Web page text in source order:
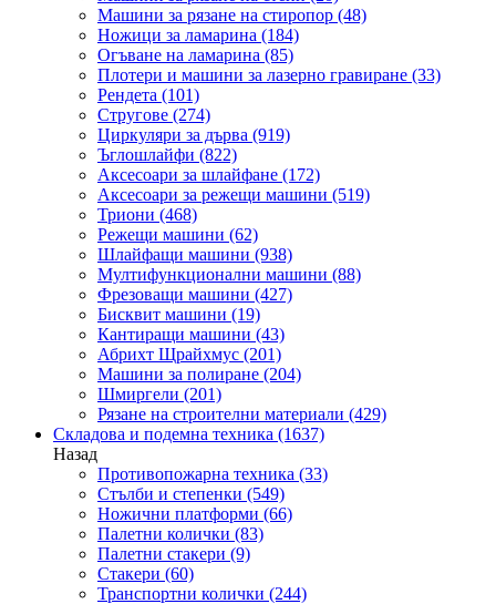
Машини за рязане на стиропор (48)
Ножици за ламарина (184)
Огъване на ламарина (85)
Плотери и машини за лазерно гравиране (33)
Рендета (101)
Стругове (274)
Циркуляри за дърва (919)
Ъглошлайфи (822)
Аксесоари за шлайфане (172)
Аксесоари за режещи машини (519)
Триони (468)
Режещи машини (62)
Шлайфащи машини (938)
Мултифункционални машини (88)
Фрезоващи машини (427)
Бисквит машини (19)
Кантиращи машини (43)
Абрихт Щрайхмус (201)
Машини за полиране (204)
Шмиргели (201)
Рязане на строителни материали (429)
Складова и подемна техника (1637)
Назад
Противопожарна техника (33)
Стълби и степенки (549)
Ножични платформи (66)
Палетни колички (83)
Палетни стакери (9)
Стакери (60)
Транспортни колички (244)